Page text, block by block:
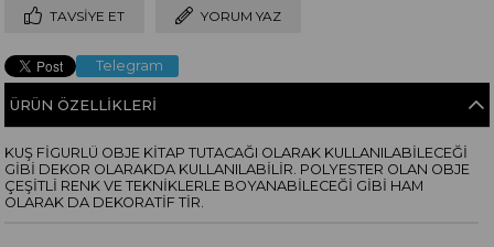
TAVSIYE ET YORUM YAZ
Telegram
ÜRÜN ÖZELLIKLERI
KUŞ FİGURLÜ OBJE KİTAP TUTACAĞI OLARAK KULLANILABİLECEĞİ
GİBİ DEKOR OLARAKDA KULLANILABİLİR. POLYESTER OLAN OBJE
ÇEŞİTLİ RENK VE TEKNİKLERLE BOYANABİLECEĞİ GİBİ HAM
OLARAK DA DEKORATİF TİR.